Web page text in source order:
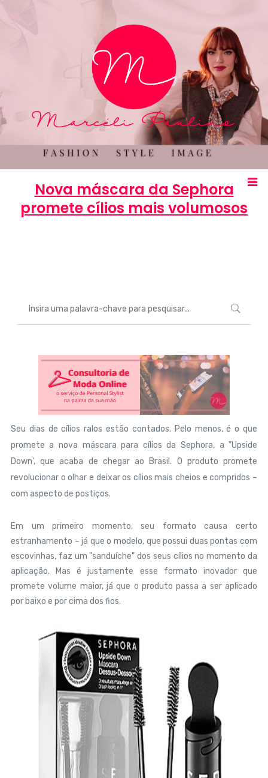
Nova máscara da Sephora
promete cílios mais volumosos
Seu dias de cílios ralos estão contados. Pelo menos, é o que
promete a nova máscara para cílios da Sephora, a "Upside
Down', que acaba de chegar ao Brasil. O produto promete
revolucionar o olhar e deixar os cílios mais cheios e compridos –
com aspecto de postiços.
Em um primeiro momento, seu formato causa certo
estranhamento – já que o modelo, que possui duas pontas com
escovinhas, faz um "sanduíche" dos seus cílios no momento da
aplicação. Mas é justamente esse formato inovador que
promete volume maior, já que o produto passa a ser aplicado
por baixo e por cima dos fios.